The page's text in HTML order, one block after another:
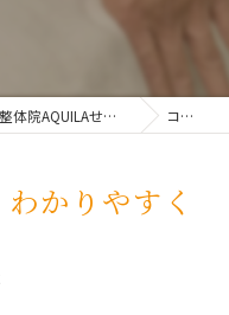
埼玉県せんげん台の整体なら根本改善整体院AQUILAせんげん台 コラム
かりやすく